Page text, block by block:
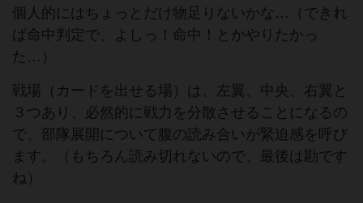
個人的にはちょっとだけ物足りないかな…（できれ
ば命中判定で、よしっ！命中！とかやりたかっ
た…）
戦場（カードを出せる場）は、左翼、中央、右翼と
３つあり、必然的に戦力を分散させることになるの
で、部隊展開について腹の読み合いが緊迫感を呼び
ます。（もちろん読み切れないので、最後は勘です
ね）